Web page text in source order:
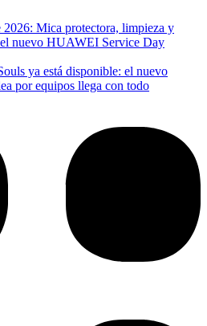
2026: Mica protectora, limpieza y
el nuevo HUAWEI Service Day
ya está disponible: el nuevo
por equipos llega con todo